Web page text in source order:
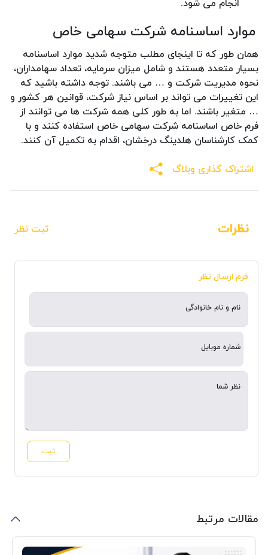
موارد اساسنامه شرکت سهامی خاص
همان طور که تا اینجای مطلب متوجه شدید موارد اساسنامه
بسیار متعدد هستند و شامل میزان سرمایه، تعداد سهامداران،
نحوه مدیریت شرکت و … می باشند. توجه داشته باشید که
این تغییرات می تواند بر اساس نیاز شرکت، قوانین هر کشور و
… متغیر باشند. اما به طور کلی همه شرکت ها می توانند از
فرم خاص اساسنامه شرکت سهامی خاص استفاده کنند و با
کمک کارشناسان هلدینگ درخشان، اقدام به تکمیل آن کنند.
اشتراک گذاری وبلاگ
نظرات ثبت نظر
فرم ارسال نظر
نام و نام خانوادگی
شماره موبایل
نظر شما
ثبت
مقالات مرتبط